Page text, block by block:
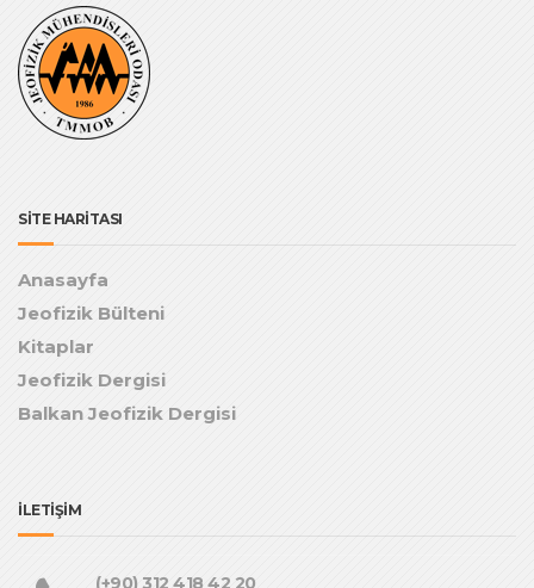
SİTE HARİTASI
Anasayfa
Jeofizik Bülteni
Kitaplar
Jeofizik Dergisi
Balkan Jeofizik Dergisi
İLETİŞİM
(+90) 312 418 42 20